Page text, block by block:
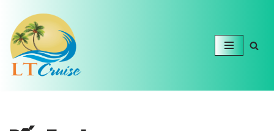
Chuyển
tới
nội
dung